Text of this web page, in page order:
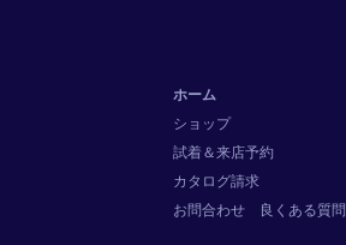
ホーム
ショップ
試着＆来店予約
カタログ請求
お問合わせ
良くある質問